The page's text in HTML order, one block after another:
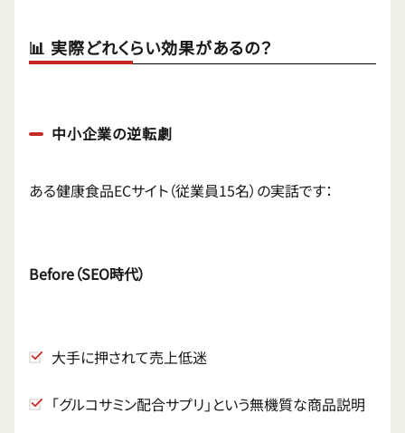
📊 実際どれくらい効果があるの？
中小企業の逆転劇
ある健康食品ECサイト（従業員15名）の実話です：
Before（SEO時代）
大手に押されて売上低迷
「グルコサミン配合サプリ」という無機質な商品説明